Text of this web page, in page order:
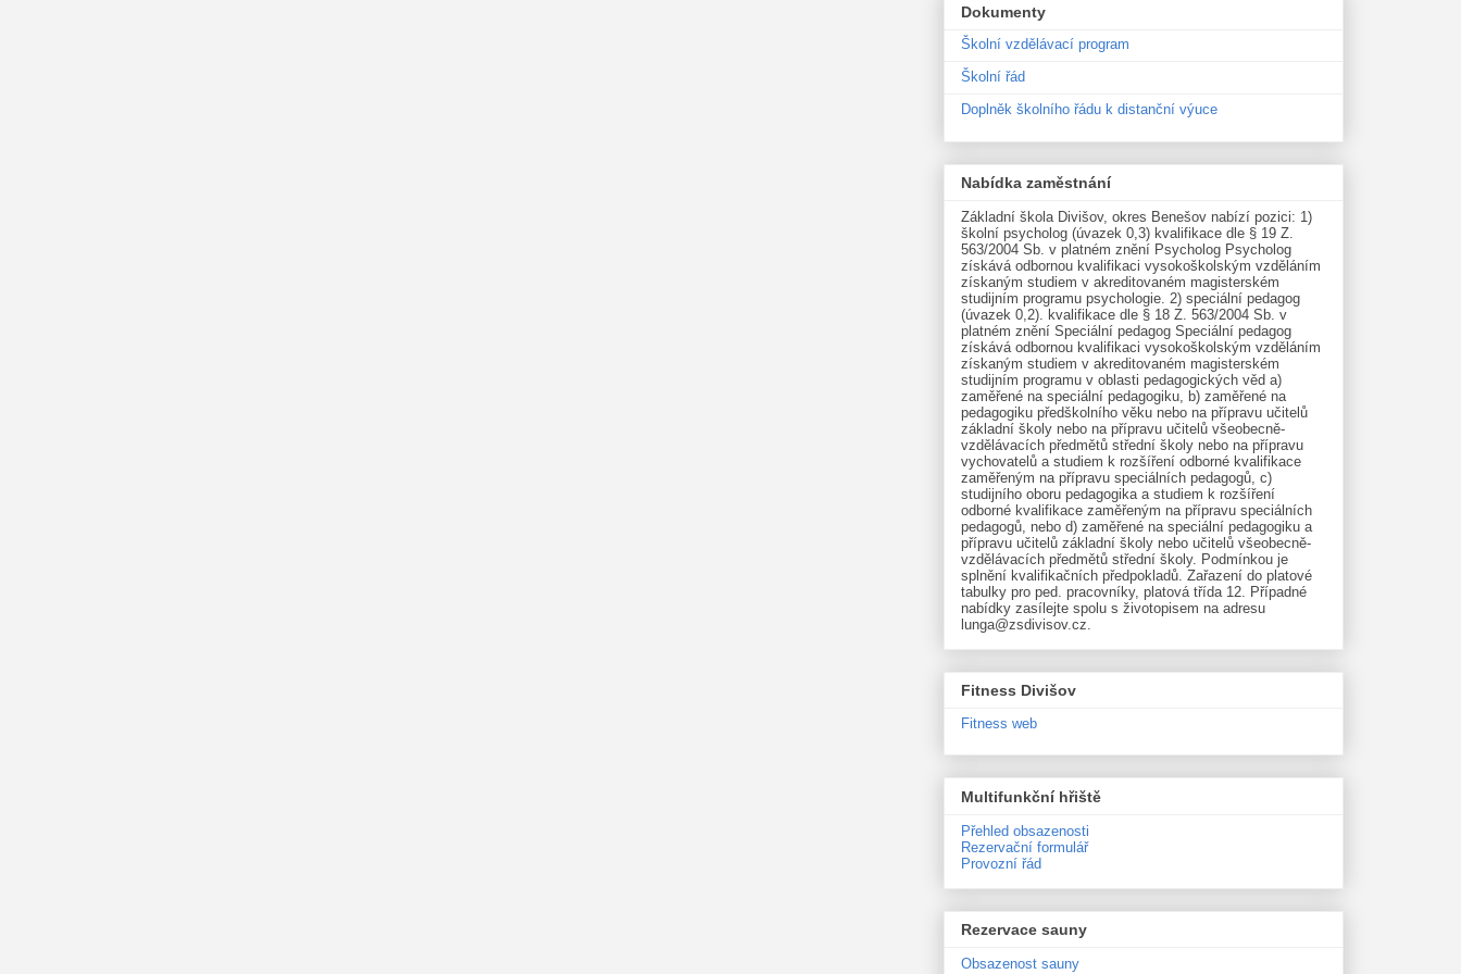
Dokumenty
Školní vzdělávací program
Školní řád
Doplněk školního řádu k distanční výuce
Nabídka zaměstnání
Základní škola Divišov, okres Benešov nabízí pozici: 1)
školní psycholog (úvazek 0,3) kvalifikace dle § 19 Z.
563/2004 Sb. v platném znění Psycholog Psycholog
získává odbornou kvalifikaci vysokoškolským vzděláním
získaným studiem v akreditovaném magisterském
studijním programu psychologie. 2) speciální pedagog
(úvazek 0,2). kvalifikace dle § 18 Z. 563/2004 Sb. v
platném znění Speciální pedagog Speciální pedagog
získává odbornou kvalifikaci vysokoškolským vzděláním
získaným studiem v akreditovaném magisterském
studijním programu v oblasti pedagogických věd a)
zaměřené na speciální pedagogiku, b) zaměřené na
pedagogiku předškolního věku nebo na přípravu učitelů
základní školy nebo na přípravu učitelů všeobecně-
vzdělávacích předmětů střední školy nebo na přípravu
vychovatelů a studiem k rozšíření odborné kvalifikace
zaměřeným na přípravu speciálních pedagogů, c)
studijního oboru pedagogika a studiem k rozšíření
odborné kvalifikace zaměřeným na přípravu speciálních
pedagogů, nebo d) zaměřené na speciální pedagogiku a
přípravu učitelů základní školy nebo učitelů všeobecně-
vzdělávacích předmětů střední školy. Podmínkou je
splnění kvalifikačních předpokladů. Zařazení do platové
tabulky pro ped. pracovníky, platová třída 12. Případné
nabídky zasílejte spolu s životopisem na adresu
lunga@zsdivisov.cz.
Fitness Divišov
Fitness web
Multifunkční hřiště
Přehled obsazenosti
Rezervační formulář
Provozní řád
Rezervace sauny
Obsazenost sauny